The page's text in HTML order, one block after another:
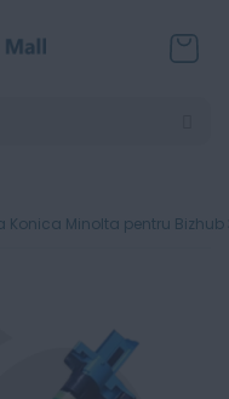
Minolta pentru